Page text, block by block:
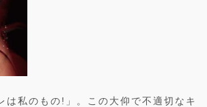
は私のもの!」。この大仰で不適切なキ